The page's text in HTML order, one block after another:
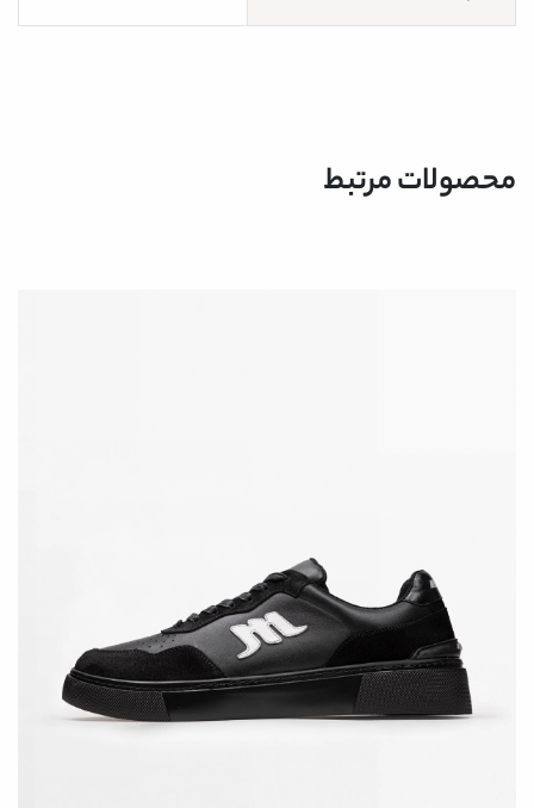
محصولات مرتبط